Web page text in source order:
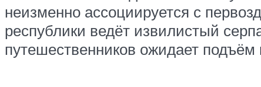
неизменно ассоциируется с
республики ведёт извилистый
путешественников ожидает